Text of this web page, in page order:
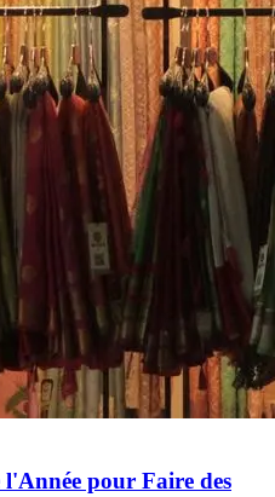
pour Faire des